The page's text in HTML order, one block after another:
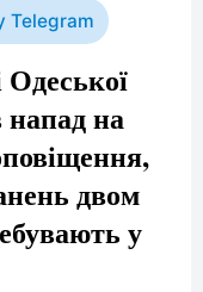
Telegram
напад на
двом
у